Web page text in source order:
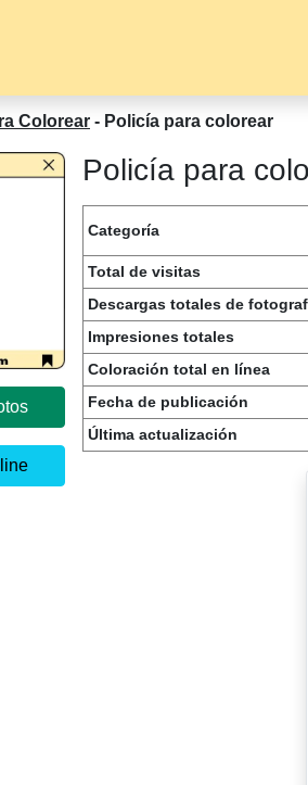
Colorear - Policía para colorear
photos
Policía para
Categoría
Total de visitas
Descargas totales de
Impresiones totales
Coloración total en línea
Fecha de publicación
Última actualización